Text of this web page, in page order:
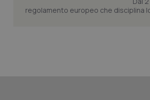
regolamento europeo che disciplina